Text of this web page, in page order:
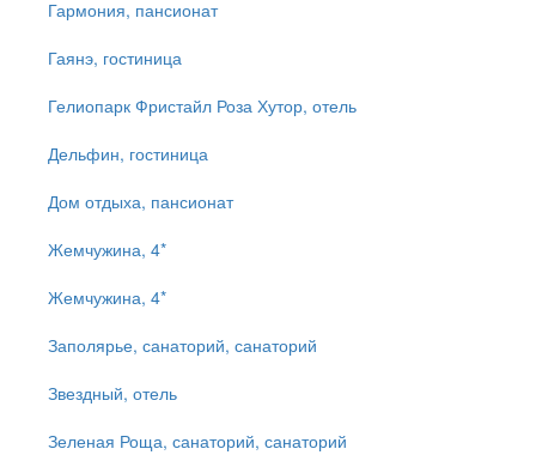
Гармония, пансионат
Гаянэ, гостиница
Гелиопарк Фристайл Роза Хутор, отель
Дельфин, гостиница
Дом отдыха, пансионат
Жемчужина, 4*
Жемчужина, 4*
Заполярье, санаторий, санаторий
Звездный, отель
Зеленая Роща, санаторий, санаторий